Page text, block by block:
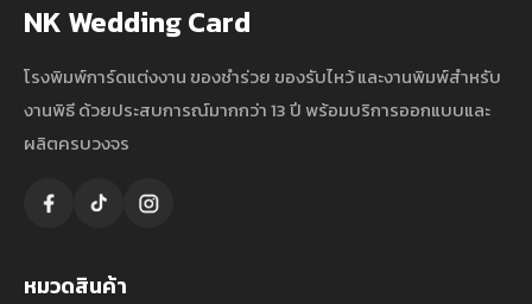
NK Wedding Card
โรงพิมพ์การ์ดแต่งงาน ของชำร่วย ของรับไหว้ และงานพิมพ์สำหรับ
งานพิธี ด้วยประสบการณ์มากกว่า 13 ปี พร้อมบริการออกแบบและ
ผลิตครบวงจร
หมวดสินค้า